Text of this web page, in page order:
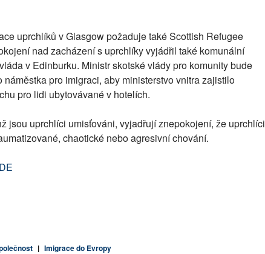
uprchlíků v Glasgow požaduje také Scottish Refugee
nad zacházení s uprchlíky vyjádřil také komunální
v Edinburku. Ministr skotské vlády pro komunity bude
pro imigraci, aby ministerstvo vnitra zajistilo
pro lidi ubytovávané v hotelích.
jsou uprchlíci umisťováni, vyjadřují znepokojení, že uprchlíci
chaotické nebo agresivní chování.
| Imigrace do Evropy